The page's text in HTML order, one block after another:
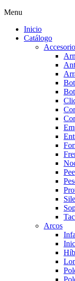
Menu
Inicio
Catálogo
Arcos